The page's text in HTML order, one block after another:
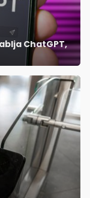
ChatGPT,